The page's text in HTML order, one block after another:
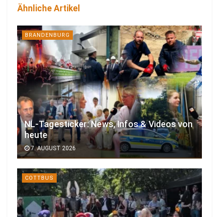
Ähnliche Artikel
BRANDENBURG
NL-Tagesticker: News, Infos & Videos von
heute
7. AUGUST 2026
COTTBUS